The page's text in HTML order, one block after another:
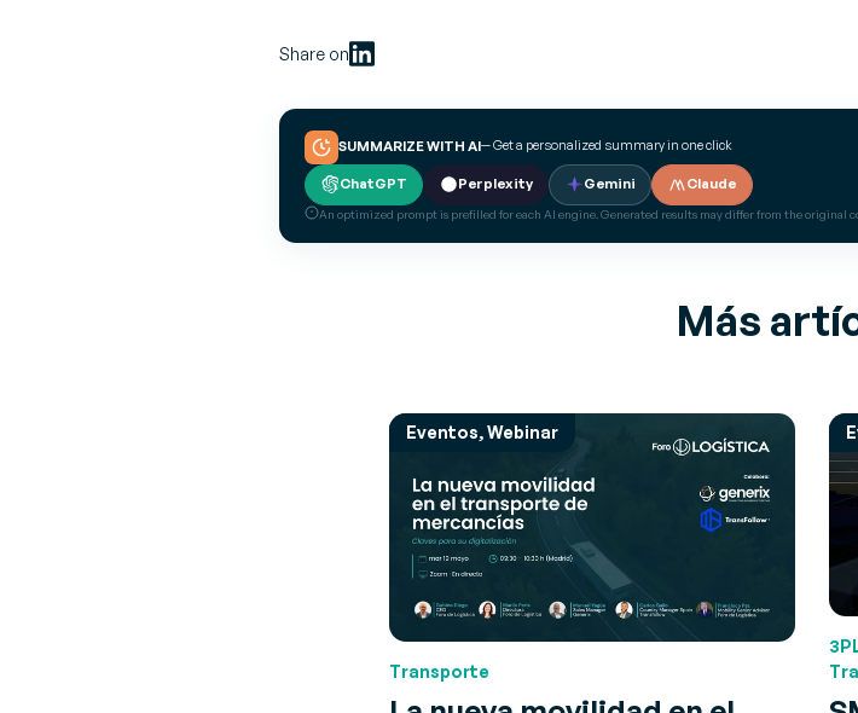
Share on
SUMMARIZE WITH AI— Get a personalized summary in one click
ChatGPT Perplexity Gemini Claude
An optimized prompt is prefilled for each AI engine. Generated results may differ from the original
Más
Eventos, Webinar
Transporte